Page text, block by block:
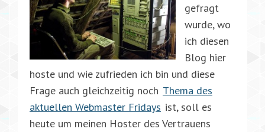
gefragt
wurde, wo
ich diesen
Blog hier
hoste und wie zufrieden ich bin und diese
Frage auch gleichzeitig noch Thema des
aktuellen Webmaster Fridays ist, soll es
heute um meinen Hoster des Vertrauens